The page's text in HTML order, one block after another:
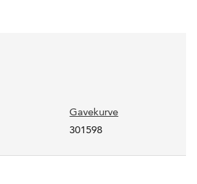
Gavekurve
301598